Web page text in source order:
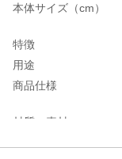
本体サイズ（cm）
特徴
用途
商品仕様
材質・素材